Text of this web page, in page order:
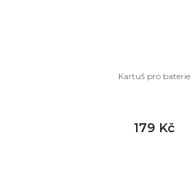
Kartuš pro baterie
179 Kč